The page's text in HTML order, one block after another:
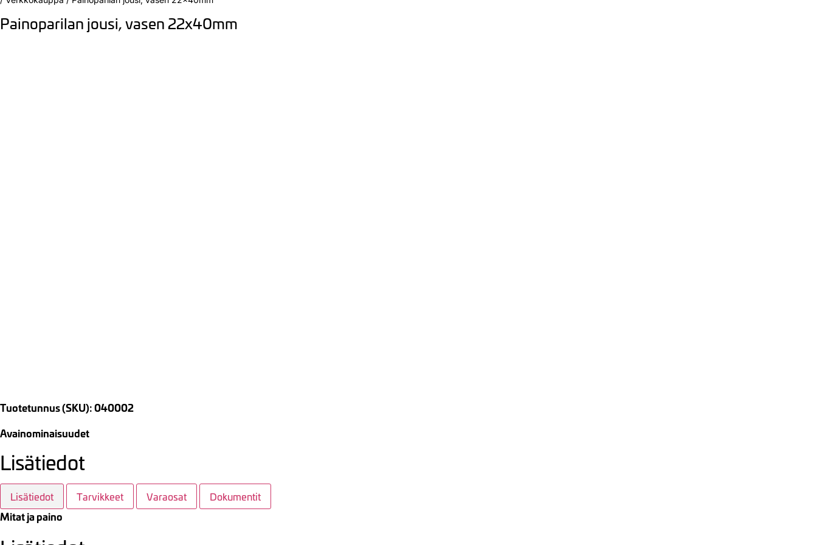
Painoparilan jousi, vasen 22x40mm
Tuotetunnus (SKU): 040002
Avainominaisuudet
Lisätiedot
Lisätiedot Tarvikkeet Varaosat Dokumentit
Mitat ja paino